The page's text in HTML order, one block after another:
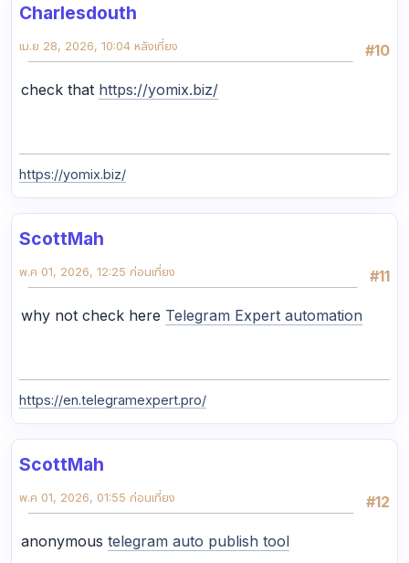
Charlesdouth
#10
เม.ย 28, 2026, 10:04 หลังเที่ยง
check that https://yomix.biz/
https://yomix.biz/
ScottMah
#11
พ.ค 01, 2026, 12:25 ก่อนเที่ยง
why not check here Telegram Expert automation
https://en.telegramexpert.pro/
ScottMah
#12
พ.ค 01, 2026, 01:55 ก่อนเที่ยง
anonymous telegram auto publish tool